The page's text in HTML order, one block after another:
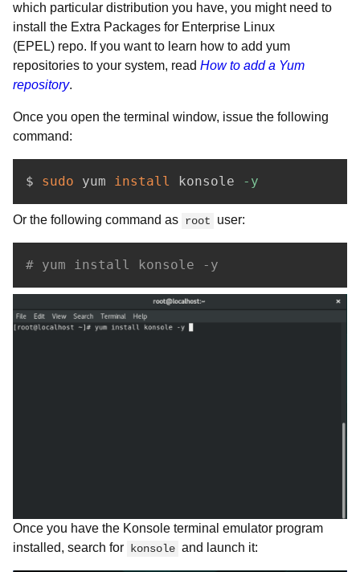
which particular distribution you have, you might need to
install the Extra Packages for Enterprise Linux
(EPEL) repo. If you want to learn how to add yum
repositories to your system, read How to add a Yum
repository.
Once you open the terminal window, issue the following
command:
$ sudo yum install konsole -y
Or the following command as root user:
# yum install konsole -y
Once you have the Konsole terminal emulator program
installed, search for
konsole and launch it: